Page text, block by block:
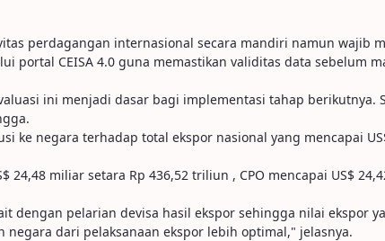
perdagangan internasional secara mandiri namun wajib
portal CEISA 4.0 guna memastikan validitas data sebelum
ini menjadi dasar bagi implementasi tahap berikutnya.
ke negara terhadap total ekspor nasional yang mencapai
24,48 miliar setara Rp 436,52 triliun , CPO mencapai US$
pelarian devisa hasil ekspor sehingga nilai ekspor
dari pelaksanaan ekspor lebih optimal," jelasnya.